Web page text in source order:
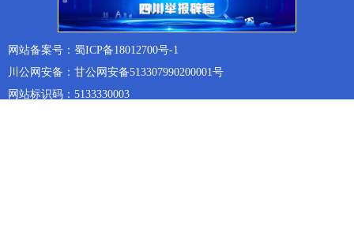
网站备案号：蜀ICP备18012700号-1
川公网安备：甘公网安备513307990200001号
网站标识码：5133330003